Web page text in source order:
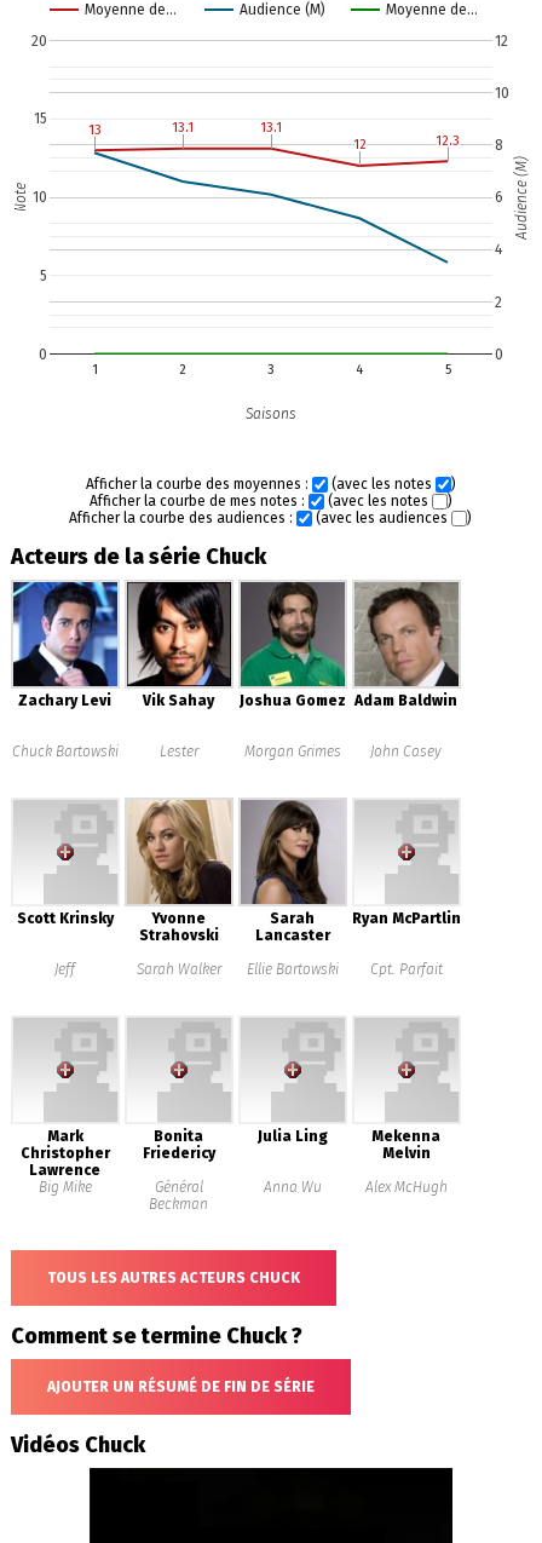
Moyenne de… Audience (M) Moyenne de…
1 2 3 4 5
0
5
10
15
20
0
2
4
6
8
10
12
13
13 13.1
13.1 13.1
13.1
12
12 12.3
12.3
Saisons
Note Audience (M)
Afficher la courbe des moyennes : (avec les notes
)
Afficher la courbe de mes notes :
(avec les notes
)
Afficher la courbe des audiences :
(avec les audiences )
Acteurs de la série Chuck
Zachary Levi
Chuck Bartowski
Vik Sahay
Lester
Joshua Gomez
Morgan Grimes
Adam Baldwin
John Casey
Scott Krinsky
Jeff
Yvonne
Strahovski
Sarah Walker
Sarah
Lancaster
Ellie Bartowski
Ryan McPartlin
Cpt. Parfait
Mark
Christopher
Lawrence
Big Mike
Bonita
Friedericy
Général
Beckman
Julia Ling
Anna Wu
Mekenna
Melvin
Alex McHugh
TOUS LES AUTRES ACTEURS CHUCK
Comment se termine Chuck ?
AJOUTER UN RÉSUMÉ DE FIN DE SÉRIE
Vidéos Chuck